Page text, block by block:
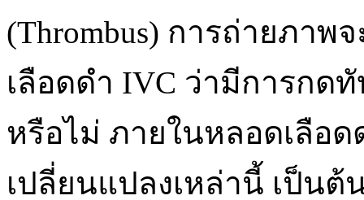
(Thrombus) การถ่ายภาพ
เลือดดำ IVC ว่ามีการกด
หรือไม่ ภายในหลอดเลือ
เปลี่ยนแปลงเหล่านี้ เป็นต้